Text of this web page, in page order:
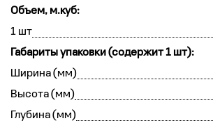
Объем, м.куб:
1 шт
Габариты упаковки (содержит 1 шт):
Ширина (мм)
Высота (мм)
Глубина (мм)